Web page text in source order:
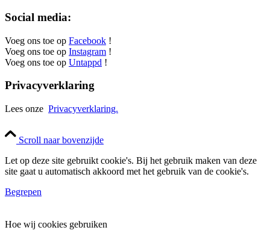
Social media:
Voeg ons toe op Facebook !
Voeg ons toe op Instagram !
Voeg ons toe op Untappd !
Privacyverklaring
Lees onze Privacyverklaring.
Scroll naar bovenzijde
Let op deze site gebruikt cookie's. Bij het gebruik maken van deze
site gaat u automatisch akkoord met het gebruik van de cookie's.
Begrepen
Hoe wij cookies gebruiken